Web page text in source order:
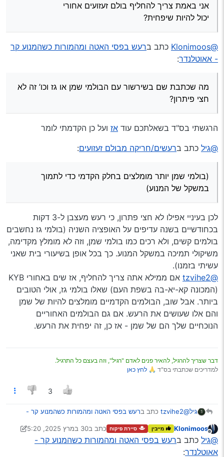
אני באמת צריך להחליף בולם זעזועים אחורי
יכול להיות שיפחית?
@Klonimoos כתב ברעש בפסי האטה ומהמורות כשהמנוע קר
- אאוטלנדר:
מה שכתבת שם בשירשור עם הבולמי שמן או גז וכו’ זה לא
חצי פיתרון?
הרגשתי בס"ד בשאלתכם עוד אז ועל כן הקדמתי לומר
@גיל כתב ברעשים/חריקה מבולם זעזועים:
(בולמי שמן יותר מומלצים בחלק הקדמי כדי לתמוך
במשקל של המנוע)
לכן בעיניי אפילו לא חצי פתרון, כי רעש מעצבן ל-3 דקות
בכחודשיים בשנה עדיפים על האופציה השניה (בולמי גז נחשבים
בולמים קשים, ולא רכים כמו בולמי שמן, וזה לא מומלץ מקדימה,
משיקולי תמיכה במשקל המנוע. כך בכל אופן בשיעורי בית שאני
עשיתי בזמנו).
@tzvihe2
אם ממילא אתה צריך להחליף, אז שים באחורי KYB
(המכונה קא-יא-בה בשפת העם) שאלו בולמי גז, אולי הטובים
ביותר. אבל שוב, הבולמים הקדמיים מומלצים להיות של שמן
והם אלו שעושים את הרעש. אם גם הבולמים האחוריים
הנוכחיים שלך הם של שמן - אז כן, זה יפחית את הרעש.
דבר שצריך להרגיל, להאיר פנים לאדם "רגיל", וזה בעצם כל התרגיל.
למדריכים שכתבתי בס"ד 🙏 לחץ כאן
3
גיל@tzvihe2 כתב ברעש בפסי האטה ומהמורות כשהמנוע קר -
אני באמת צריך להחליף בולם זעזועים אחורי
מנותק
Klonimoos מייבין סיירת פיקוח כתב ב30 במרץ 2025, 5:20
נערך לאחרונה על ידי Klonimoos
@גיל כתב ברעש בפסי האטה ומהמורות כשהמנוע קר -
אאוטלנדר: